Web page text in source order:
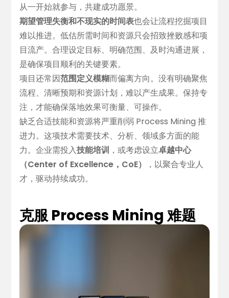
从一开始就参与，共建成功愿景。
期望管理失衡和不现实的时间表也会让流程挖掘项目
难以推进。低估所需时间和资源只会招致挫败感和项
目流产。合理设定目标、明确范围、及时沟通进展，
是确保项目顺利的关键要素。
项目还常因范围定义模糊而偏离方向。没有明确聚焦
流程、清晰预期和资源计划，难以产生成果。保持专
注，才能确保落地效果可衡量、可操作。
缺乏合适技能和资源将严重削弱 Process Mining 推
进力。这项技术需要技术、分析、领域多方面的能
力。企业需投入技能培训 ，或考虑设立卓越中心
（Center of Excellence，CoE）
，以聚合专业人
才，驱动持续成功。
克服 Process Mining 难题